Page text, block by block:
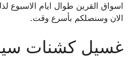
اسواق القرين طوال ايام الاسبوع
الان وسنصلكم بأسرع وقت.
غسيل كشنات